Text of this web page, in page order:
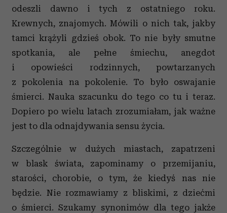
odeszli dawno i tych z ostatniego roku.
Krewnych, znajomych. Mówili o nich tak, jakby
tamci krążyli gdzieś obok. To nie były smutne
spotkania, ale pełne śmiechu, anegdot
i opowieści rodzinnych, powtarzanych
z pokolenia na pokolenie. To było oswajanie
śmierci. Nauka szacunku do tego co tu i teraz.
Dopiero po wielu latach zrozumiałam, jak ważne
jest to dla odnajdywania sensu życia.
Szczególnie w dużych miastach, zapatrzeni
w blask świata, zapominamy o przemijaniu,
starości, chorobie, o tym, że kiedyś nas nie
będzie. Nie rozmawiamy z bliskimi, z dziećmi
o śmierci. Szukamy synonimów dla tego jakże